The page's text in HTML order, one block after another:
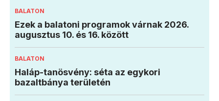
BALATON
Ezek a balatoni programok várnak 2026.
augusztus 10. és 16. között
BALATON
Haláp-tanösvény: séta az egykori
bazaltbánya területén